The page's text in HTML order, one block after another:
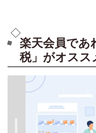
楽天会員であ
税」がオスス